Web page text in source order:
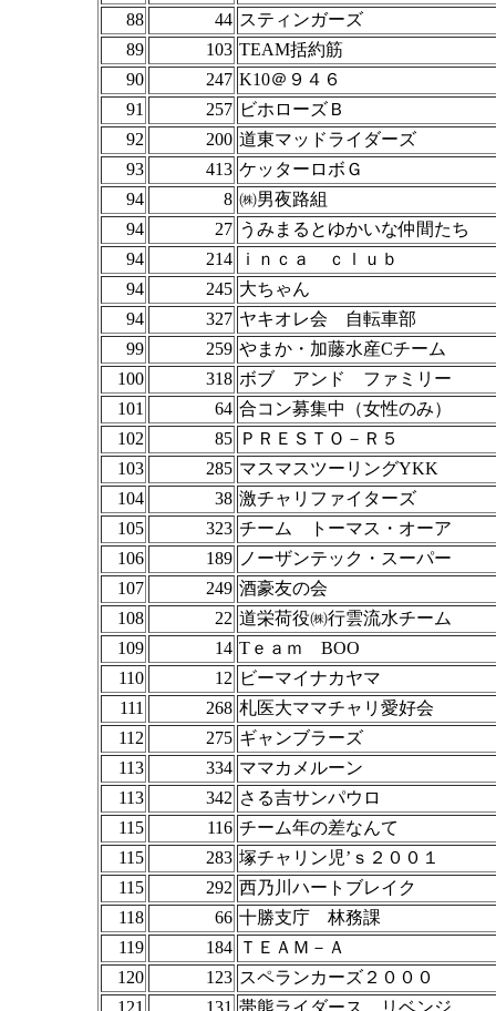
88
44 スティンガーズ
89
103 TEAM括約筋
90
247 K10＠９４６
91
257 ビホローズＢ
92
200 道東マッドライダーズ
93
413 ケッターロボＧ
94
8 ㈱男夜路組
94
27 うみまるとゆかいな仲間たち
94
214
ｉｎｃａ ｃｌｕｂ
94
245 大ちゃん
94
327 ヤキオレ会 自転車部
99
259 やまか・加藤水産Cチーム
100
318 ボブ アンド ファミリー
101
64 合コン募集中（女性のみ）
102
85 ＰＲＥＳＴＯ－Ｒ５
103
285 マスマスツーリングYKK
104
38 激チャリファイターズ
105
323 チーム トーマス・オーア
106
189 ノーザンテック・スーパー
107
249 酒豪友の会
108
22 道栄荷役㈱行雲流水チーム
109
14 Tｅａｍ BOO
110
12 ビーマイナカヤマ
111
268 札医大ママチャリ愛好会
112
275 ギャンブラーズ
113
334 ママカメルーン
113
342 さる吉サンパウロ
115
116 チーム年の差なんて
115
283 塚チャリン児’ｓ２００１
115
292 西乃川ハートブレイク
118
66 十勝支庁 林務課
119
184 ＴＥＡＭ－Ａ
120
123 スペランカーズ２０００
121
131 帯熊ライダース リベンジ